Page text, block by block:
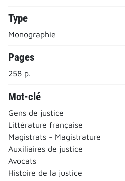
Type
Monographie
Pages
258 p.
Mot-clé
Gens de justice
Littérature française
Magistrats - Magistrature
Auxiliaires de justice
Avocats
Histoire de la justice